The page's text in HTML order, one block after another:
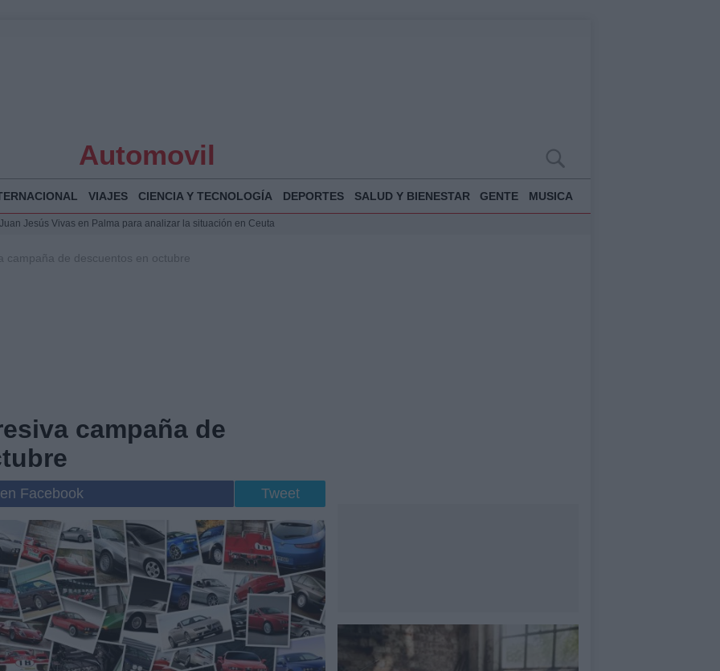
Automovil
VIAJES CIENCIA Y TECNOLOGÍA DEPORTES SALUD Y BIENESTAR GENTE MUSICA
Jesús Vivas en Palma para analizar la situación en Ceuta
y humanitario en Ceuta tras la llegada masiva de migrantes
campaña de descuentos en octubre
campaña de
Facebook Tweet